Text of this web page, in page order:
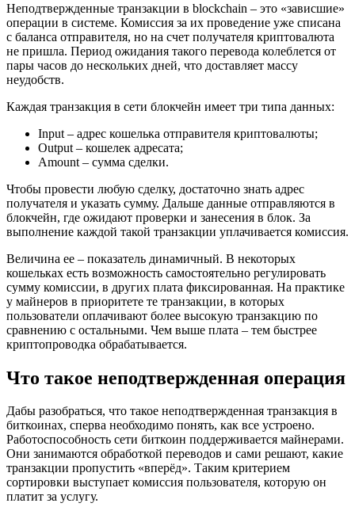
Неподтвержденные транзакции в blockchain – это «зависшие»
операции в системе. Комиссия за их проведение уже списана
с баланса отправителя, но на счет получателя криптовалюта
не пришла. Период ожидания такого перевода колеблется от
пары часов до нескольких дней, что доставляет массу
неудобств.
Каждая транзакция в сети блокчейн имеет три типа данных:
Input – адрес кошелька отправителя криптовалюты;
Output – кошелек адресата;
Amount – сумма сделки.
Чтобы провести любую сделку, достаточно знать адрес
получателя и указать сумму. Дальше данные отправляются в
блокчейн, где ожидают проверки и занесения в блок. За
выполнение каждой такой транзакции уплачивается комиссия.
Величина ее – показатель динамичный. В некоторых
кошельках есть возможность самостоятельно регулировать
сумму комиссии, в других плата фиксированная. На практике
у майнеров в приоритете те транзакции, в которых
пользователи оплачивают более высокую транзакцию по
сравнению с остальными. Чем выше плата – тем быстрее
криптопроводка обрабатывается.
Что такое неподтвержденная операция
Дабы разобраться, что такое неподтвержденная транзакция в
биткоинах, сперва необходимо понять, как все устроено.
Работоспособность сети биткоин поддерживается майнерами.
Они занимаются обработкой переводов и сами решают, какие
транзакции пропустить «вперёд». Таким критерием
сортировки выступает комиссия пользователя, которую он
платит за услугу.